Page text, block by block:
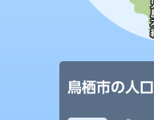
鳥栖市の人